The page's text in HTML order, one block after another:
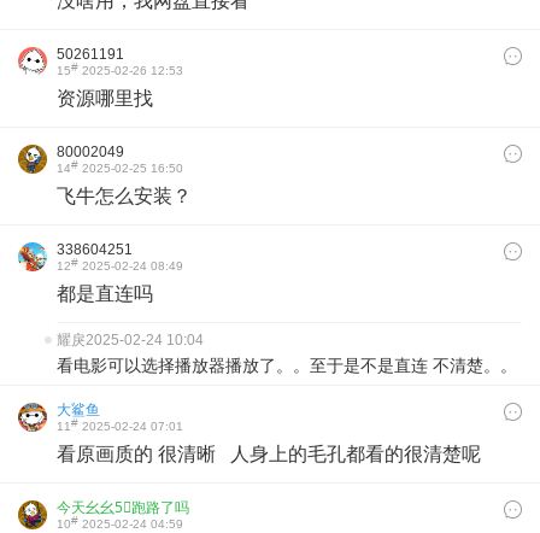
50261191
15# 2025-02-26 12:53
资源哪里找
80002049
14# 2025-02-25 16:50
飞牛怎么安装？
338604251
12# 2025-02-24 08:49
都是直连吗
耀戾2025-02-24 10:04
看电影可以选择播放器播放了。。至于是不是直连 不清楚。。
大鲨鱼
11# 2025-02-24 07:01
看原画质的 很清晰 人身上的毛孔都看的很清楚呢
今天幺幺5⃣️跑路了吗
10# 2025-02-24 04:59